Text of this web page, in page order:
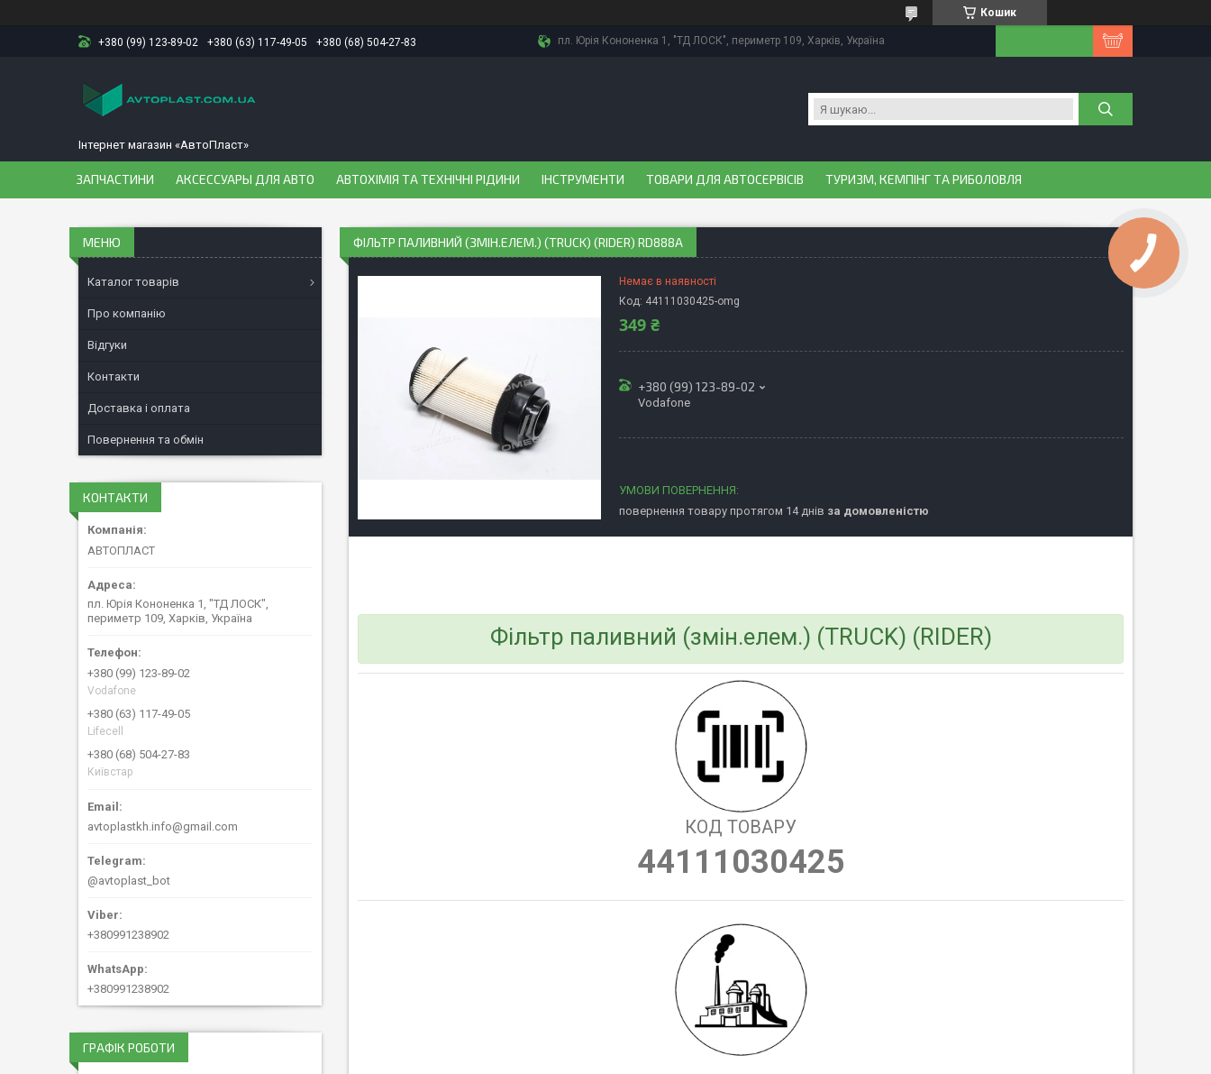
Кошик
+380 (99) 123-89-02 +380 (63) 117-49-05 +380 (68) 504-27-83 пл. Юрія Кононенка 1, "ТД ЛОСК", периметр 109, Харків, Україна
Інтернет магазин «АвтоПласт»
ЗАПЧАСТИНИ АКСЕССУАРЫ ДЛЯ АВТО АВТОХІМІЯ ТА ТЕХНІЧНІ РІДИНИ ІНСТРУМЕНТИ ТОВАРИ ДЛЯ АВТОСЕРВІСІВ ТУРИЗМ, КЕМПІНГ ТА РИБОЛОВЛЯ
ФІЛЬТР ПАЛИВНИЙ (ЗМІН.ЕЛЕМ.) (TRUCK) (RIDER) RD888A
Немає в наявності
Код: 44111030425-omg
349 ₴
+380 (99) 123-89-02
Vodafone
повернення товару протягом 14 днів за домовленістю
Фільтр паливний (змін.елем.) (TRUCK) (RIDER)
КОД ТОВАРУ
44111030425
Каталог товарів
Про компанію
Відгуки
Контакти
Доставка і оплата
Повернення та обмін
КОНТАКТИ
АВТОПЛАСТ
пл. Юрія Кононенка 1, "ТД ЛОСК",
периметр 109, Харків, Україна
+380 (99) 123-89-02
Vodafone
+380 (63) 117-49-05
Lifecell
+380 (68) 504-27-83
Київстар
avtoplastkh.info@gmail.com
@avtoplast_bot
+380991238902
+380991238902
ГРАФІК РОБОТИ